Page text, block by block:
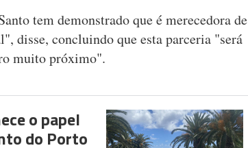
tem demonstrado que é merecedora de
disse, concluindo que esta parceria "será
muito próximo".
o papel
do Porto